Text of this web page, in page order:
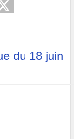
du 18 juin